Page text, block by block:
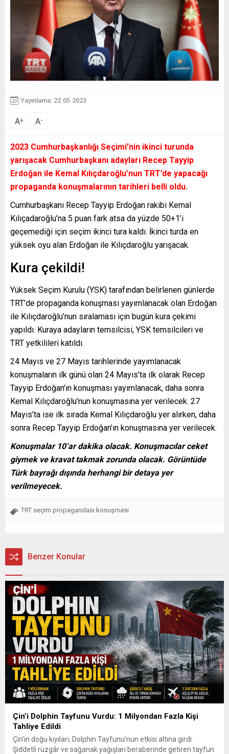
Yayınlama: 22.05.2023
A+ A-
2023 Cumhurbaşkanlığı Seçimi’nin ikinci turunda
yarışacak Cumhurbaşkanı adayları Recep Tayyip
Erdoğan ile Kemal Kılıçdaroğlu’nun TRT’de yapacağı
propaganda konuşmalarının tarihleri belli oldu.
Cumhurbaşkanı Recep Tayyip Erdoğan rakibi Kemal
Kılıçadaroğlu’na 5 puan fark atsa da yüzde 50+1’i
geçemediği için seçim ikinci tura kaldı. İkinci turda en
yüksek oyu alan Erdoğan ile Kılıçdaroğlu yarışacak.
Kura çekildi!
Yüksek Seçim Kurulu (YSK) tarafından belirlenen günlerde
TRT’de propaganda konuşması yayımlanacak olan Erdoğan
ile Kılıçdaroğlu’nun sıralaması için bugün kura çekimi
yapıldı. Kuraya adayların temsilcisi, YSK temsilcileri ve
TRT yetkilileri katıldı.
24 Mayıs ve 27 Mayıs tarihlerinde yayımlanacak
konuşmaların ilk günü olan 24 Mayıs’ta ilk olarak Recep
Tayyip Erdoğan’ın konuşması yayımlanacak, daha sonra
Kemal Kılıçdaroğlu’nun konuşmasına yer verilecek. 27
Mayıs’ta ise ilk sırada Kemal Kılıçdaroğlu yer alırken, daha
sonra Recep Tayyip Erdoğan’ın konuşmasına yer verilecek.
Konuşmalar 10’ar dakika olacak. Konuşmacılar ceket
giymek ve kravat takmak zorunda olacak. Görüntüde
Türk bayrağı dışında herhangi bir detaya yer
verilmeyecek.
TRT seçim propagandası konuşması
Benzer Konular
Çin’i Dolphin Tayfunu Vurdu: 1 Milyondan Fazla Kişi
Tahliye Edildi
Çin’in doğu kıyıları, Dolphin Tayfunu’nun etkisi altına girdi.
Şiddetli rüzgâr ve sağanak yağışları beraberinde getiren tayfun